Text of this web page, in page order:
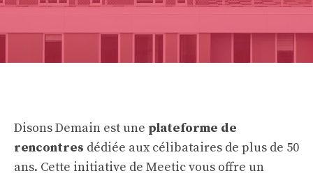
Disons Demain est une plateforme de
rencontres dédiée aux célibataires de plus de 50
ans. Cette initiative de Meetic vous offre un